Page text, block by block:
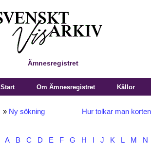
Ämnesregistret
Start Om Ämnesregistret Källor
» Ny sökning Hur tolkar man
A B C D E F G H J K L M N